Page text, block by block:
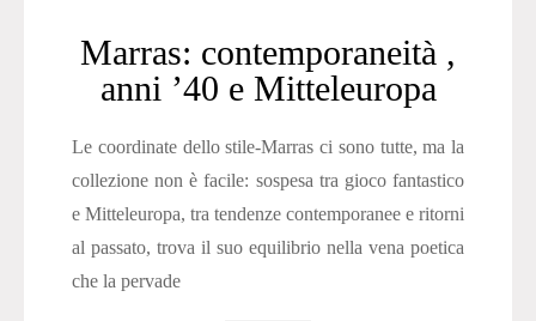
Marras: contemporaneità ,
anni ’40 e Mitteleuropa
Le coordinate dello stile-Marras ci sono tutte, ma la
collezione non è facile: sospesa tra gioco fantastico
e Mitteleuropa, tra tendenze contemporanee e ritorni
al passato, trova il suo equilibrio nella vena poetica
che la pervade